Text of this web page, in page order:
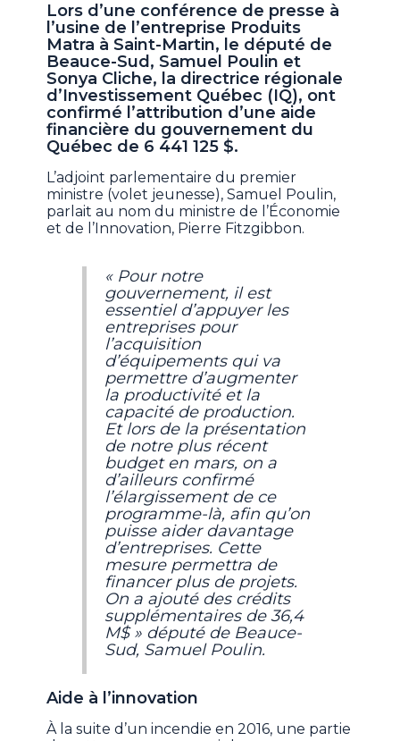
Lors d’une conférence de presse à
l’usine de l’entreprise Produits
Matra à Saint-Martin, le député de
Beauce-Sud, Samuel Poulin et
Sonya Cliche, la directrice régionale
d’Investissement Québec (IQ), ont
confirmé l’attribution d’une aide
financière du gouvernement du
Québec de 6 441 125 $.
L’adjoint parlementaire du premier
ministre (volet jeunesse), Samuel Poulin,
parlait au nom du ministre de l’Économie
et de l’Innovation, Pierre Fitzgibbon.
« Pour notre
gouvernement, il est
essentiel d’appuyer les
entreprises pour
l’acquisition
d’équipements qui va
permettre d’augmenter
la productivité et la
capacité de production.
Et lors de la présentation
de notre plus récent
budget en mars, on a
d’ailleurs confirmé
l’élargissement de ce
programme-là, afin qu’on
puisse aider davantage
d’entreprises. Cette
mesure permettra de
financer plus de projets.
On a ajouté des crédits
supplémentaires de 36,4
M$ » député de Beauce-
Sud, Samuel Poulin.
Aide à l’innovation
À la suite d’un incendie en 2016, une partie